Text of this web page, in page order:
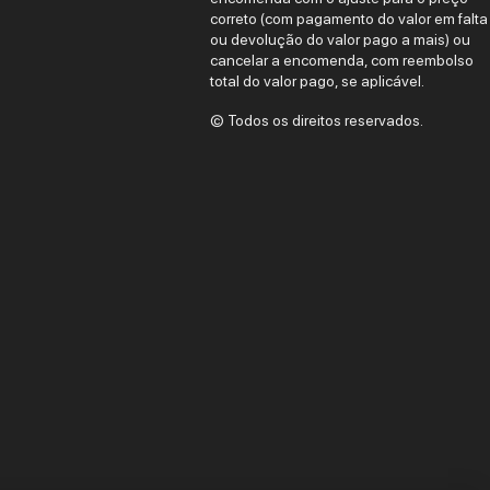
correto (com pagamento do valor em falta
ou devolução do valor pago a mais) ou
cancelar a encomenda, com reembolso
total do valor pago, se aplicável.
© Todos os direitos reservados.